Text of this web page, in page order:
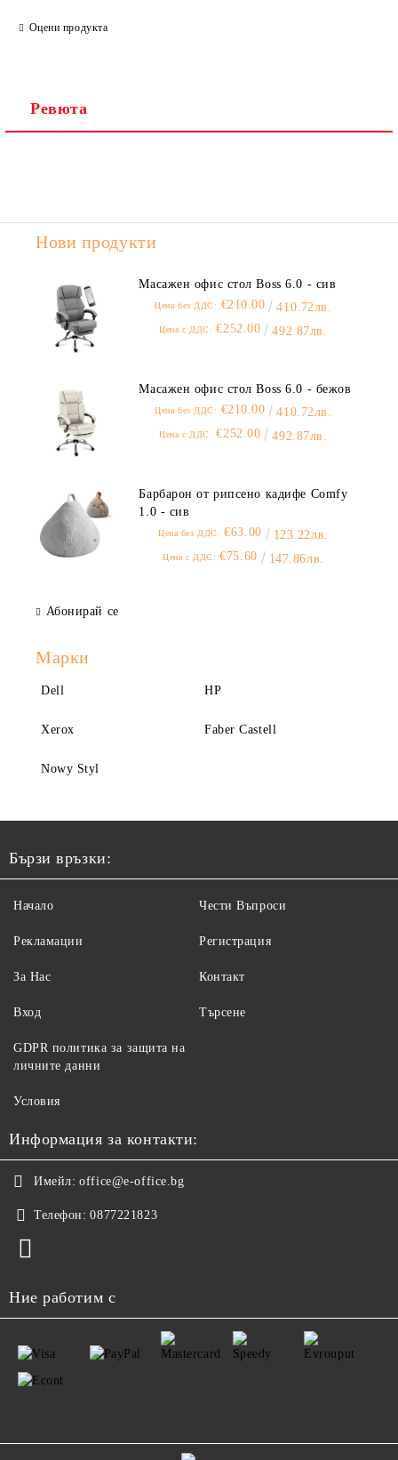
Оцени продукта
Ревюта
Нови продукти
Масажен офис стол Boss 6.0 - сив
Цена без ДДС: €210.00 410.72лв.
Цена с ДДС: €252.00 492.87лв.
Масажен офис стол Boss 6.0 - бежов
Цена без ДДС: €210.00 410.72лв.
Цена с ДДС: €252.00 492.87лв.
Барбарон от рипсено кадифе Comfy
1.0 - сив
Цена без ДДС: €63.00 123.22лв.
Цена с ДДС: €75.60 147.86лв.
Абонирай се
Марки
Dell HP
Xerox Faber Castell
Nowy Styl
Бързи връзки:
Начало
Рекламации
За Нас
Вход
Чести Въпроси
Регистрация
Контакт
Търсене
GDPR политика за защита на
личните данни
Условия
Информация за контакти:
Имейл: office@e-office.bg
Телефон: 0877221823
Ние работим с